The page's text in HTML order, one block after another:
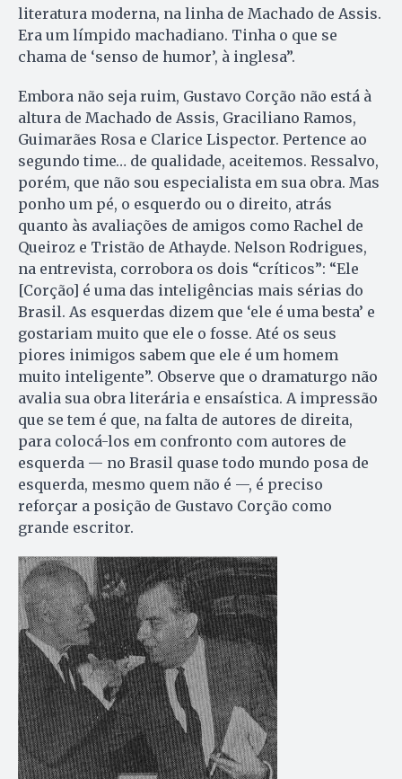
literatura moderna, na linha de Machado de Assis.
Era um límpido machadiano. Tinha o que se
chama de ‘senso de humor’, à inglesa”.
Embora não seja ruim, Gustavo Corção não está à
altura de Machado de Assis, Graciliano Ramos,
Guimarães Rosa e Clarice Lispector. Pertence ao
segundo time… de qualidade, aceitemos. Ressalvo,
porém, que não sou especialista em sua obra. Mas
ponho um pé, o esquerdo ou o direito, atrás
quanto às avaliações de amigos como Rachel de
Queiroz e Tristão de Athayde. Nelson Rodrigues,
na entrevista, corrobora os dois “críticos”: “Ele
[Corção] é uma das inteligências mais sérias do
Brasil. As esquerdas dizem que ‘ele é uma besta’ e
gostariam muito que ele o fosse. Até os seus
piores inimigos sabem que ele é um homem
muito inteligente”. Observe que o dramaturgo não
avalia sua obra literária e ensaística. A impressão
que se tem é que, na falta de autores de direita,
para colocá-los em confronto com autores de
esquerda — no Brasil quase todo mundo posa de
esquerda, mesmo quem não é —, é preciso
reforçar a posição de Gustavo Corção como
grande escritor.